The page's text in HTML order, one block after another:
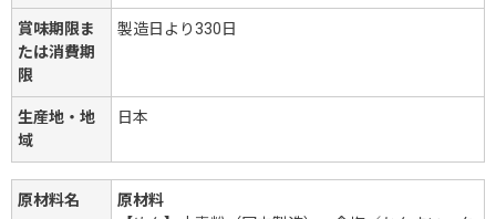
賞味期限ま
たは消費期
限
製造日より330日
生産地・地
域
日本
原材料名
原材料